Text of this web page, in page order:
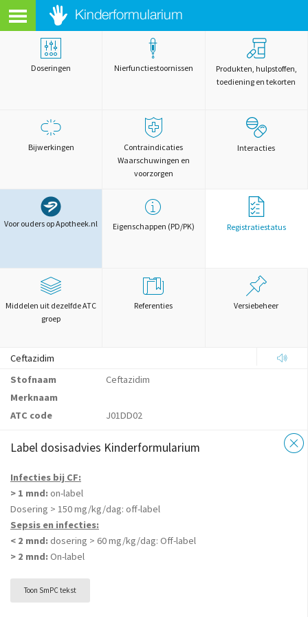
Doseringen Nierfunctiestoornissen
Produkten, hulpstoffen,
toediening en tekorten
Bijwerkingen
Contraindicaties
Waarschuwingen en
voorzorgen
Interacties
Voor ouders op Apotheek.nl Eigenschappen (PD/PK) Registratiestatus
Middelen uit dezelfde ATC
groep
Referenties Versiebeheer
Ceftazidim
Stofnaam
Ceftazidim
Merknaam
ATC code
J01DD02
Label dosisadvies Kinderformularium
Infecties bij CF:
> 1 mnd: on-label
Dosering > 150 mg/kg/dag: off-label
Sepsis en infecties:
< 2 mnd: dosering > 60 mg/kg/dag: Off-label
> 2 mnd: On-label
Toon SmPC tekst